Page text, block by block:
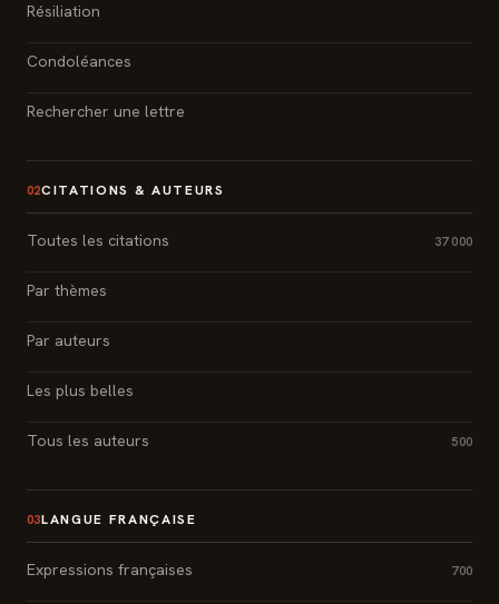
Résiliation
Condoléances
Rechercher une lettre
02CITATIONS & AUTEURS
Toutes les citations 37 000
Par thèmes
Par auteurs
Les plus belles
Tous les auteurs 500
03LANGUE FRANÇAISE
Expressions françaises 700